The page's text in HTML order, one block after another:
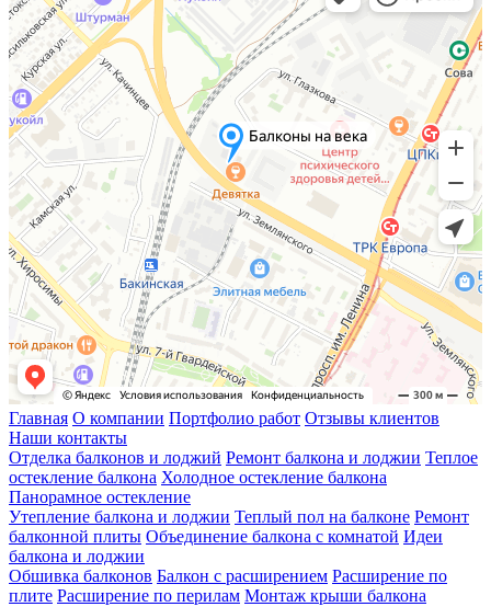
Главная О компании Портфолио работ Отзывы клиентов
Наши контакты
Отделка балконов и лоджий Ремонт балкона и лоджии Теплое
остекление балкона Холодное остекление балкона
Панорамное остекление
Утепление балкона и лоджии Теплый пол на балконе Ремонт
балконной плиты Объединение балкона с комнатой Идеи
балкона и лоджии
Обшивка балконов Балкон с расширением Расширение по
плите Расширение по перилам Монтаж крыши балкона